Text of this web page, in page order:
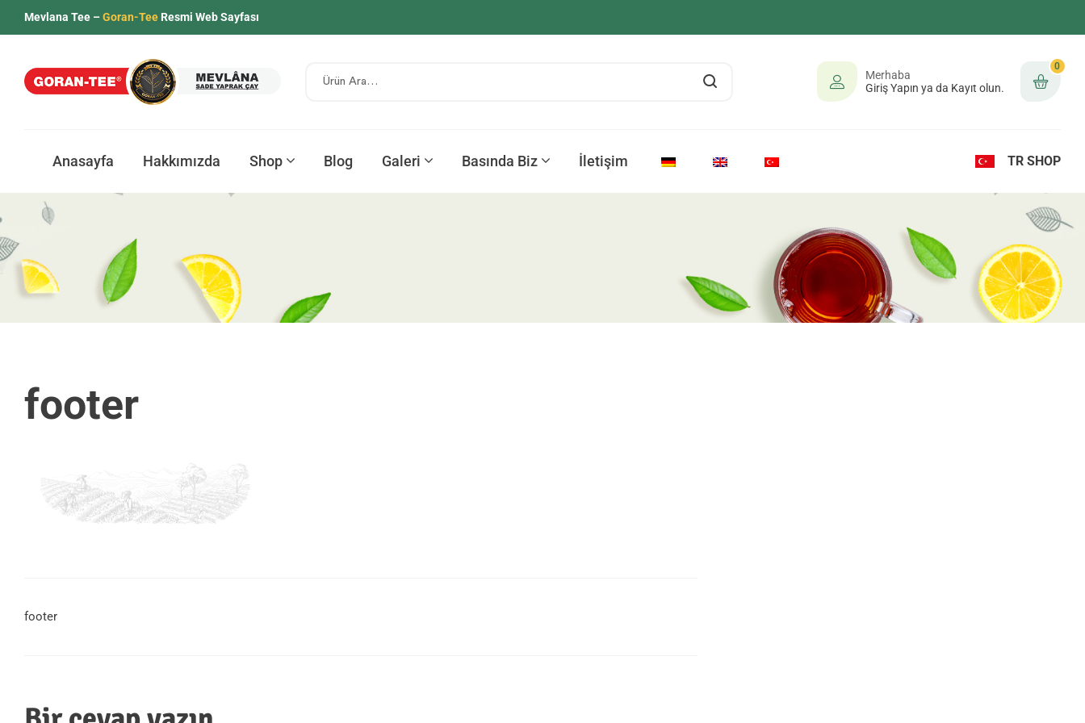
Mevlana Tee –Goran-Tee Resmi Web Sayfası
Merhaba
Giriş Yapın ya da Kayıt olun.
0
Anasayfa Hakkımızda Shop Blog Galeri Basında Biz İletişim TR SHOP
footer
footer